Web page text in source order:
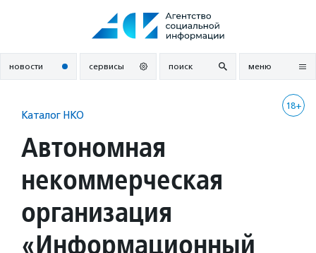
новости сервисы поиск меню
18+
Каталог НКО
Автономная
некоммерческая
организация
«Информационный